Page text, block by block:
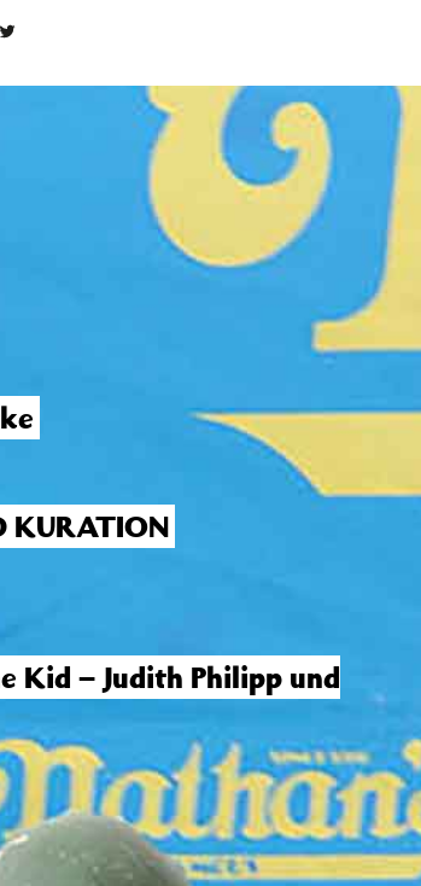
htdocs/wordpress/wp-
KURATION
Kid – Judith Philipp und